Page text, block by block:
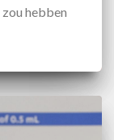
hebben